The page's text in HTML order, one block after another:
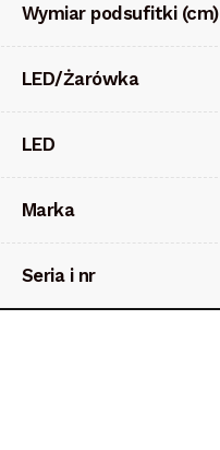
Wymiar podsufitki (cm)
LED/Żarówka
LED
Marka
Seria i nr